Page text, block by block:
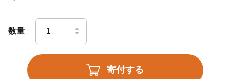
数量
寄付する